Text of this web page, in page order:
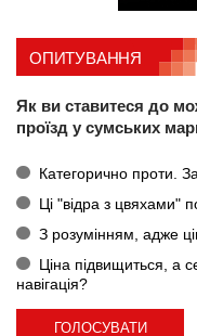
ОПИТУВАННЯ
Як ви ставитеся до
проїзд у сумських
Категорично проти.
Ці "відра з цвяхами"
З розумінням, адже
Ціна підвищиться, а
навігація?